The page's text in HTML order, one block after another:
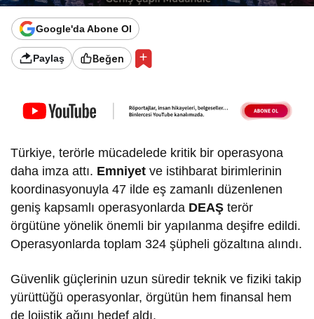
Google'da Abone Ol
Paylaş Beğen
Türkiye, terörle mücadelede kritik bir operasyona
daha imza attı. Emniyet ve istihbarat birimlerinin
koordinasyonuyla 47 ilde eş zamanlı düzenlenen
geniş kapsamlı operasyonlarda DEAŞ terör
örgütüne yönelik önemli bir yapılanma deşifre edildi.
Operasyonlarda toplam 324 şüpheli gözaltına alındı.
Güvenlik güçlerinin uzun süredir teknik ve fiziki takip
yürüttüğü operasyonlar, örgütün hem finansal hem
de lojistik ağını hedef aldı.